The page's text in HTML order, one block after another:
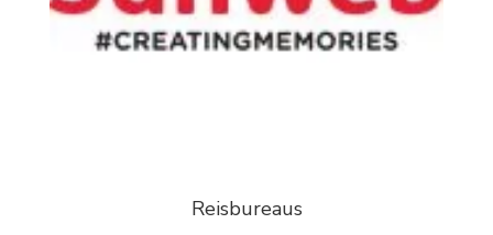
Reisbureaus